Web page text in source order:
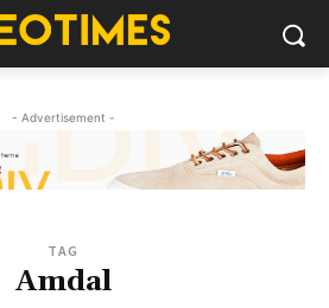
- Advertisement -
TAG
Amdal